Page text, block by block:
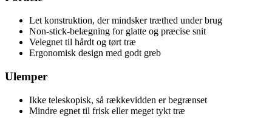
Let konstruktion, der mindsker træthed under brug
Non-stick-belægning for glatte og præcise snit
Velegnet til hårdt og tørt træ
Ergonomisk design med godt greb
Ulemper
Ikke teleskopisk, så rækkevidden er begrænset
Mindre egnet til frisk eller meget tykt træ